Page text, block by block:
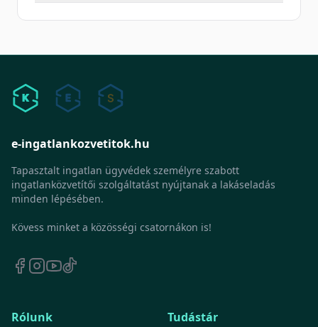
e-ingatlankozvetitok.hu
Tapasztalt ingatlan ügyvédek személyre szabott
ingatlanközvetítői szolgáltatást nyújtanak a lakáseladás
minden lépésében.
Kövess minket a közösségi csatornákon is!
Rólunk
Tudástár